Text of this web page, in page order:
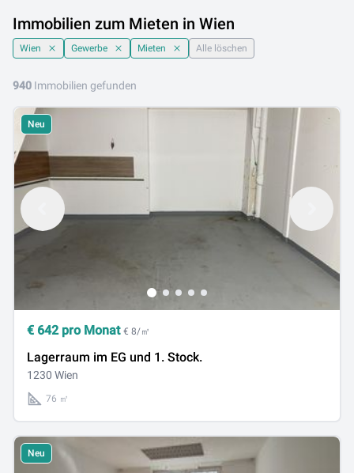
Immobilien zum Mieten in Wien
Wien Gewerbe Mieten Alle löschen
940 Immobilien gefunden
Neu
€ 642pro Monat € 8/㎡
Lagerraum im EG und 1. Stock.
1230 Wien
76 ㎡
Neu